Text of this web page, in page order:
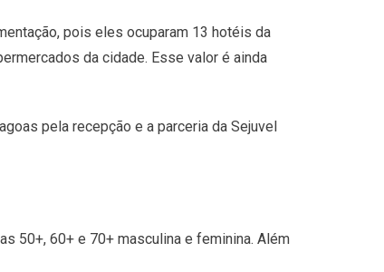
pois eles ocuparam 13 hotéis da
da cidade. Esse valor é ainda
pela recepção e a parceria da Sejuvel
50+, 60+ e 70+ masculina e feminina. Além